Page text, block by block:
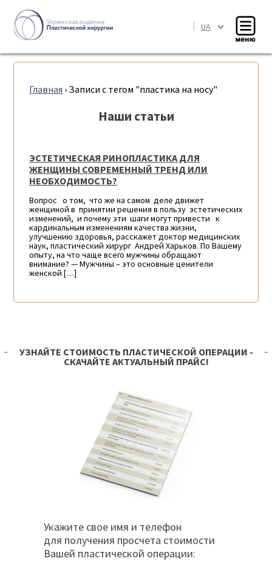
| UA
Главная › Записи с тегом "пластика на носу"
Наши статьи
ЭСТЕТИЧЕСКАЯ РИНОПЛАСТИКА ДЛЯ
ЖЕНЩИНЫ СОВРЕМЕННЫЙ ТРЕНД ИЛИ
НЕОБХОДИМОСТЬ?
Вопрос о том, что же на самом деле движет
женщиной в принятии решения в пользу эстетических
изменений, и почему эти шаги могут привести к
кардинальным изменениям качества жизни,
улучшению здоровья, расскажет доктор медицинских
наук, пластический хирург Андрей Харьков. По Вашему
опыту, на что чаще всего мужчины обращают
внимание? — Мужчины – это основные ценители
женской […]
УЗНАЙТЕ СТОИМОСТЬ ПЛАСТИЧЕСКОЙ ОПЕРАЦИИ -
СКАЧАЙТЕ АКТУАЛЬНЫЙ ПРАЙС!
Укажите свое имя и телефон
для получения просчета стоимости
Вашей пластической операции: